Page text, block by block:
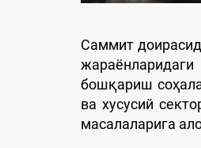
Саммит
бошқариш
ва хусусий
масалаларига